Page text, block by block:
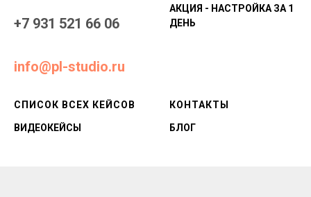
+7 931 521 66 06
info@pl-studio.ru
АКЦИЯ - НАСТРОЙКА ЗА 1
ДЕНЬ
СПИСОК ВСЕХ КЕЙСОВ
ВИДЕОКЕЙСЫ
КОНТАКТЫ
БЛОГ